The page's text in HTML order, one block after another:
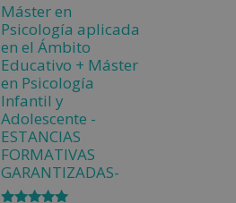
Máster en
Psicología aplicada
en el Ámbito
Educativo + Máster
en Psicología
Infantil y
Adolescente -
ESTANCIAS
FORMATIVAS
GARANTIZADAS-